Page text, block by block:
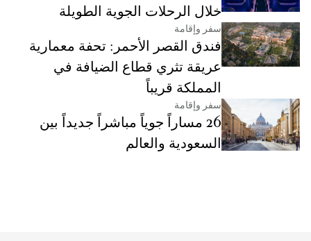
خلال الرحلات الجوية الطويلة
سفر وإقامة
فندق القصر الأحمر: تحفة معمارية
عريقة تثري قطاع الضيافة في
المملكة قريباً
سفر وإقامة
26 مساراً جوياً مباشراً جديداً بين
السعودية والعالم